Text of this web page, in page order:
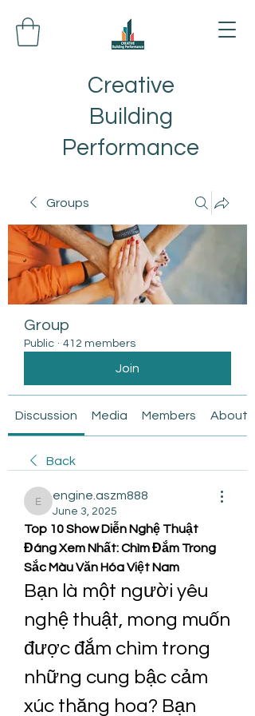
Creative
Building
Performance
Groups
Group
Public · 412 members
Join
Discussion Media Members About
Back
engine.aszm888
engine.aszm888
June 3, 2025
Top 10 Show Diễn Nghệ Thuật
Đáng Xem Nhất: Chìm Đắm Trong
Sắc Màu Văn Hóa Việt Nam
Bạn là một người yêu
nghệ thuật, mong muốn
được đắm chìm trong
những cung bậc cảm
xúc thăng hoa? Bạn